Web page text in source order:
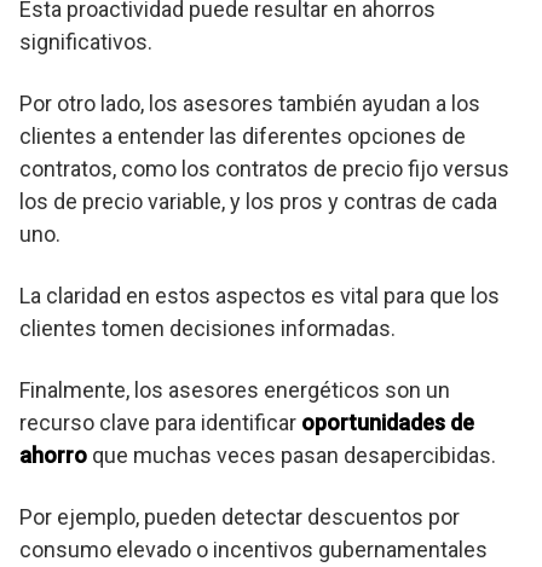
Esta proactividad puede resultar en ahorros
significativos.
Por otro lado, los asesores también ayudan a los
clientes a entender las diferentes opciones de
contratos, como los contratos de precio fijo versus
los de precio variable, y los pros y contras de cada
uno.
La claridad en estos aspectos es vital para que los
clientes tomen decisiones informadas.
Finalmente, los asesores energéticos son un
recurso clave para identificar oportunidades de
ahorro que muchas veces pasan desapercibidas.
Por ejemplo, pueden detectar descuentos por
consumo elevado o incentivos gubernamentales